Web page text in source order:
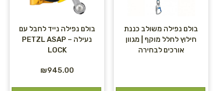
בולם נפילה משולב כננת
חילוץ לחלל מוקף | מגוון
אורכים לבחירה
בולם נפילה נייד לחבל עם
נעילה – PETZL ASAP
LOCK
₪945.00